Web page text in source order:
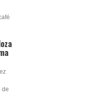
de